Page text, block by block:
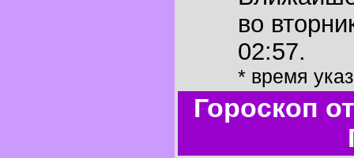
во
02:57.
* время
Гороскоп